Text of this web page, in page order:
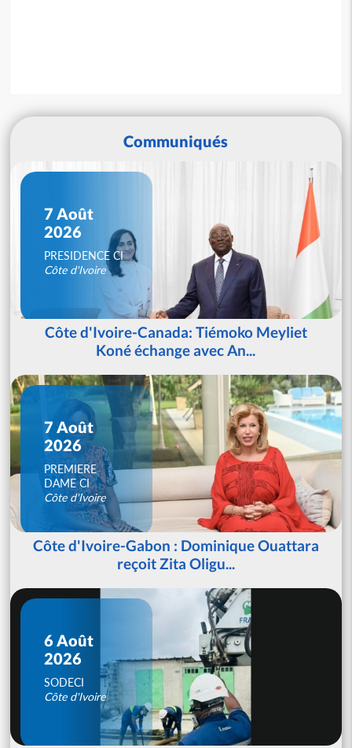
Communiqués
7 Août
2026
PRESIDENCE CI
Côte d'Ivoire
Côte d'Ivoire-Canada: Tiémoko Meyliet
Koné échange avec An...
7 Août
2026
PREMIERE
DAME CI
Côte d'Ivoire
Côte d'Ivoire-Gabon : Dominique Ouattara
reçoit Zita Oligu...
6 Août
2026
SODECI
Côte d'Ivoire